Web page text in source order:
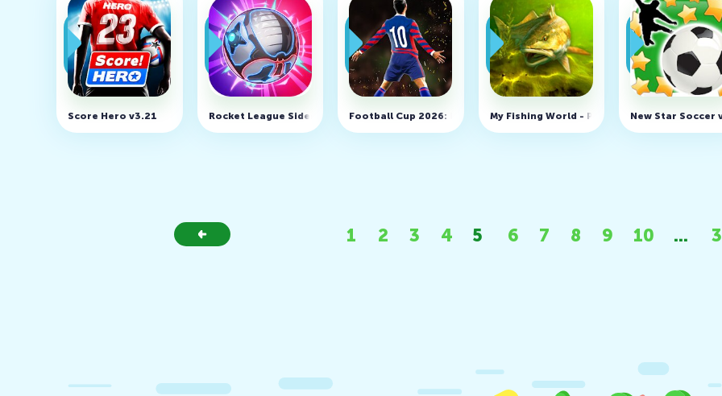
Score Hero v3.21 Rocket League Sideswipe v1.0Football Cup 2026: Игры Футбол v1.31.2 (MOD, много денег)
My Fishing World - Реальная рыбалка
New Star Soccer
1 2 3 4 5 6 7 8 9 10 ...